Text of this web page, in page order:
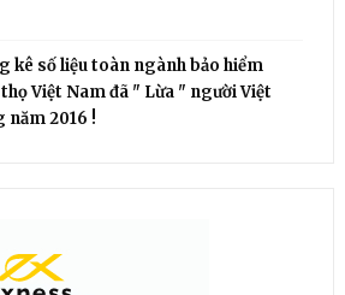
kê số liệu toàn ngành bảo hiểm
Việt Nam đã " Lừa " người Việt
2016 !